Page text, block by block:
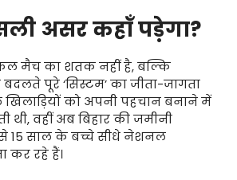
असर कहाँ पड़ेगा?
मैच का शतक नहीं है, बल्कि
पूरे ‘सिस्टम’ का जीता-जागता
को अपनी पहचान बनाने में
थी, वहीं अब बिहार की जमीनी
15 साल के बच्चे सीधे नेशनल
कर रहे हैं।